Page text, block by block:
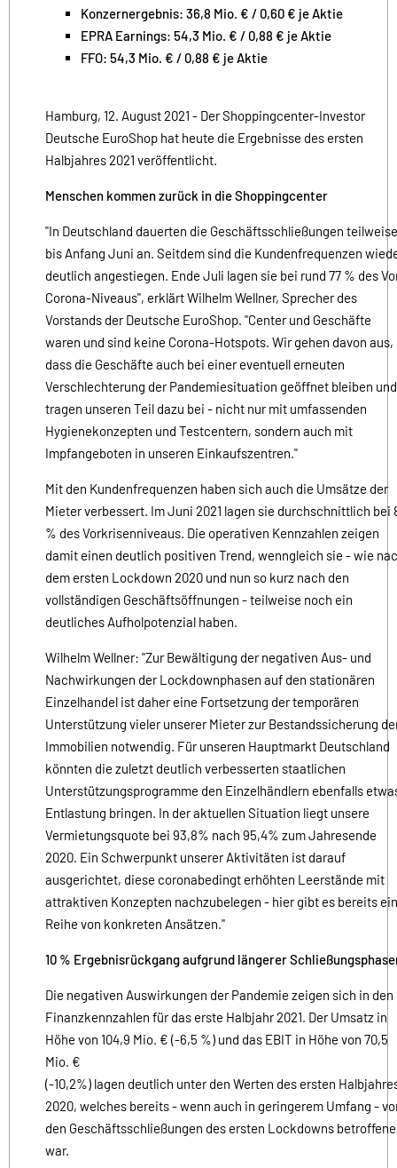
Konzernergebnis: 36,8 Mio. € / 0,60 € je Aktie
EPRA Earnings: 54,3 Mio. € / 0,88 € je Aktie
FFO: 54,3 Mio. € / 0,88 € je Aktie
Hamburg, 12. August 2021 - Der Shoppingcenter-Investor
Deutsche EuroShop hat heute die Ergebnisse des ersten
Halbjahres 2021 veröffentlicht.
Menschen kommen zurück in die Shoppingcenter
"In Deutschland dauerten die Geschäftsschließungen teilweise
bis Anfang Juni an. Seitdem sind die Kundenfrequenzen
deutlich angestiegen. Ende Juli lagen sie bei rund 77 % des
Corona-Niveaus", erklärt Wilhelm Wellner, Sprecher des
Vorstands der Deutsche EuroShop. "Center und Geschäfte
waren und sind keine Corona-Hotspots. Wir gehen davon aus,
dass die Geschäfte auch bei einer eventuell erneuten
Verschlechterung der Pandemiesituation geöffnet bleiben und
tragen unseren Teil dazu bei - nicht nur mit umfassenden
Hygienekonzepten und Testcentern, sondern auch mit
Impfangeboten in unseren Einkaufszentren."
Mit den Kundenfrequenzen haben sich auch die Umsätze der
Mieter verbessert. Im Juni 2021 lagen sie durchschnittlich bei
% des Vorkrisenniveaus. Die operativen Kennzahlen zeigen
damit einen deutlich positiven Trend, wenngleich sie - wie
dem ersten Lockdown 2020 und nun so kurz nach den
vollständigen Geschäftsöffnungen - teilweise noch ein
deutliches Aufholpotenzial haben.
Wilhelm Wellner: "Zur Bewältigung der negativen Aus- und
Nachwirkungen der Lockdownphasen auf den stationären
Einzelhandel ist daher eine Fortsetzung der temporären
Unterstützung vieler unserer Mieter zur Bestandssicherung
Immobilien notwendig. Für unseren Hauptmarkt Deutschland
könnten die zuletzt deutlich verbesserten staatlichen
Unterstützungsprogramme den Einzelhändlern ebenfalls
Entlastung bringen. In der aktuellen Situation liegt unsere
Vermietungsquote bei 93,8% nach 95,4% zum Jahresende
2020. Ein Schwerpunkt unserer Aktivitäten ist darauf
ausgerichtet, diese coronabedingt erhöhten Leerstände mit
attraktiven Konzepten nachzubelegen - hier gibt es bereits
Reihe von konkreten Ansätzen."
10 % Ergebnisrückgang aufgrund längerer
Die negativen Auswirkungen der Pandemie zeigen sich in den
Finanzkennzahlen für das erste Halbjahr 2021. Der Umsatz in
Höhe von 104,9 Mio. € (-6,5 %) und das EBIT in Höhe von 70,5
Mio. €
(-10,2%) lagen deutlich unter den Werten des ersten
2020, welches bereits - wenn auch in geringerem Umfang -
den Geschäftsschließungen des ersten Lockdowns
war.